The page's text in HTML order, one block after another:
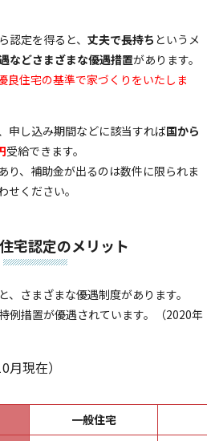
定を得ると、 丈夫で長持ち というメ
などさまざまな優遇措置があります。
良住宅の基準で家づくりをいたしま
申し込み期間などに該当すれば国から
受給できます。
り、補助金が出るのは数件に限られま
せください。
宅認定のメリット
さまざまな優遇制度があります。
例措置が優遇されています。（2020年
現在）
一般住宅